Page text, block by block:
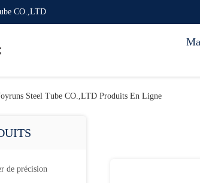
CO.,LTD
Steel Tube CO.,LTD Produits En Ligne
de précision